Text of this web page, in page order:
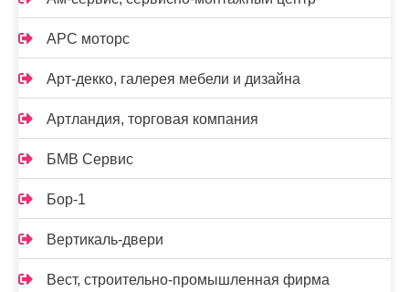
АРС моторс
Арт-декко, галерея мебели и дизайна
Артландия, торговая компания
БМВ Сервис
Бор-1
Вертикаль-двери
Вест, строительно-промышленная фирма